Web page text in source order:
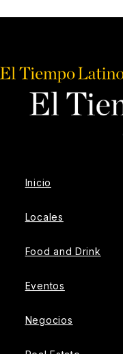
Inicio
Locales
Food and Drink
Eventos
Negocios